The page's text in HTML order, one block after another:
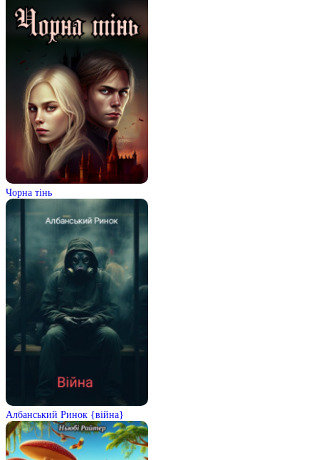
Чорна тінь
Албанський Ринок {війна}